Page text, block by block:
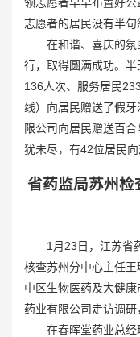
志愿者的居民没有半句
在和谐、喜庆的氛
行，取得圆满成功。
136人次、服务居民
线）向居民赠送了假
限公司向居民赠送百
犹未尽，有42位居民向
省药监局苏州检
1月23日，江苏省药
核查苏州分中心主任
中区生物医药及大健
药业有限公司走访调研
在春晖堂药业总经